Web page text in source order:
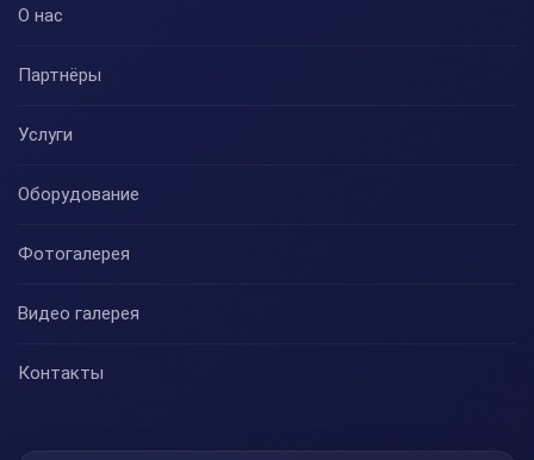
О нас
Партнёры
Услуги
Оборудование
Фотогалерея
Видео галерея
Контакты